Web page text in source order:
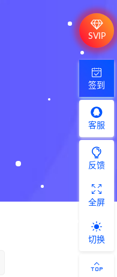
SVIP
签到
客服
反馈
全屏
切换